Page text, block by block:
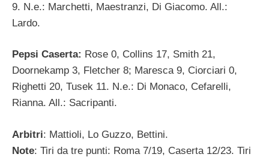
9. N.e.: Marchetti, Maestranzi, Di Giacomo. All.:
Lardo.
Pepsi Caserta: Rose 0, Collins 17, Smith 21,
Doornekamp 3, Fletcher 8; Maresca 9, Ciorciari 0,
Righetti 20, Tusek 11. N.e.: Di Monaco, Cefarelli,
Rianna. All.: Sacripanti.
Arbitri: Mattioli, Lo Guzzo, Bettini.
Note: Tiri da tre punti: Roma 7/19, Caserta 12/23. Tiri